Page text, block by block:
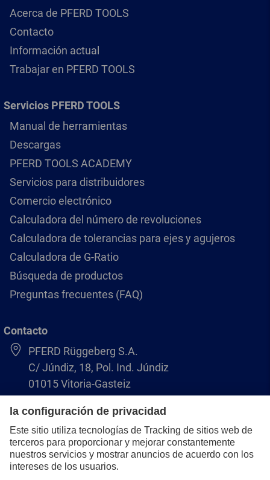
Acerca de PFERD TOOLS
Contacto
Información actual
Trabajar en PFERD TOOLS
Servicios PFERD TOOLS
Manual de herramientas
Descargas
PFERD TOOLS ACADEMY
Servicios para distribuidores
Comercio electrónico
Calculadora del número de revoluciones
Calculadora de tolerancias para ejes y agujeros
Calculadora de G-Ratio
Búsqueda de productos
Preguntas frecuentes (FAQ)
Contacto
PFERD Rüggeberg S.A.
C/ Júndiz, 18, Pol. Ind. Júndiz
01015 Vitoria-Gasteiz
+34 945 184 400
pferd-es@pferd.com